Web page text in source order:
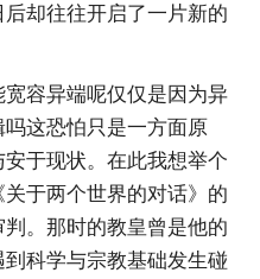
却往往开启了一片新的
容异端呢仅仅是因为异
这恐怕只是一方面原
于现状。在此我想举个
于两个世界的对话》的
。那时的教皇曾是他的
科学与宗教基础发生碰